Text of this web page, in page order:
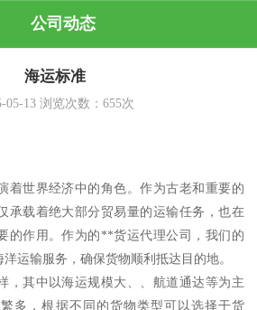
公司动态
海运标准
05-13浏览次数： 655次
着世界经济中的角色。作为古老和重要的
承载着绝大部分贸易量的运输任务，也在
的作用。作为的**货运代理公司，我们的
运输服务，确保货物顺利抵达目的地。
，其中以海运规模大、、航道通达等为主
多，根据不同的货物类型可以选择干货